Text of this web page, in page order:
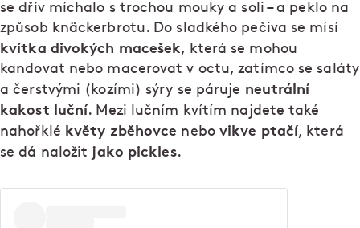
se dřív míchalo s trochou mouky a soli – a peklo na
způsob knäckerbrotu. Do sladkého pečiva se mísí
kvítka divokých macešek, která se mohou
kandovat nebo macerovat v octu, zatímco se saláty
a čerstvými (kozími) sýry se páruje neutrální
kakost luční. Mezi lučním kvítím najdete také
nahořklé květy zběhovce nebo vikve ptačí, která
se dá naložit jako pickles.